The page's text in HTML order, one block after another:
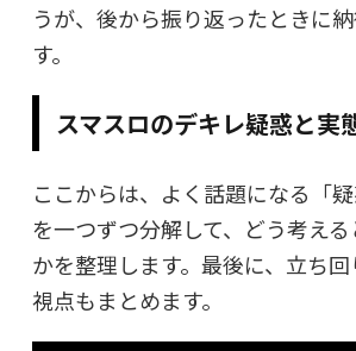
うが、後から振り返ったときに
す。
スマスロのデキレ疑惑と実
ここからは、よく話題になる「疑
を一つずつ分解して、どう考え
かを整理します。最後に、立ち
視点もまとめます。